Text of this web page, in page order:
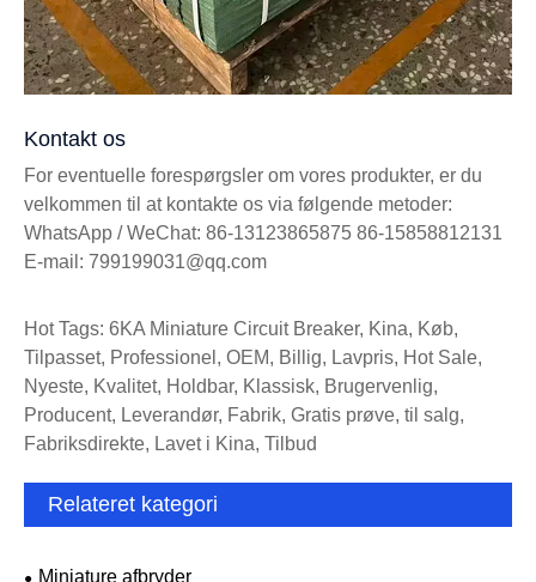
Kontakt os
For eventuelle forespørgsler om vores produkter, er du
velkommen til at kontakte os via følgende metoder:
WhatsApp / WeChat: 86-13123865875 86-15858812131
E-mail: 799199031@qq.com
Hot Tags: 6KA Miniature Circuit Breaker, Kina, Køb,
Tilpasset, Professionel, OEM, Billig, Lavpris, Hot Sale,
Nyeste, Kvalitet, Holdbar, Klassisk, Brugervenlig,
Producent, Leverandør, Fabrik, Gratis prøve, til salg,
Fabriksdirekte, Lavet i Kina, Tilbud
Relateret kategori
Miniature afbryder